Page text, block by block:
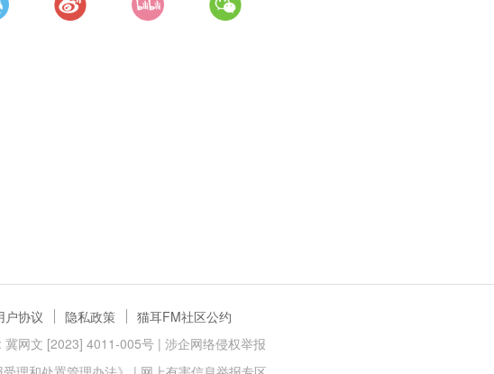
户协议 隐私政策
猫耳FM社区公约
网文 [2023] 4011-005号 | 涉企网络侵权举报